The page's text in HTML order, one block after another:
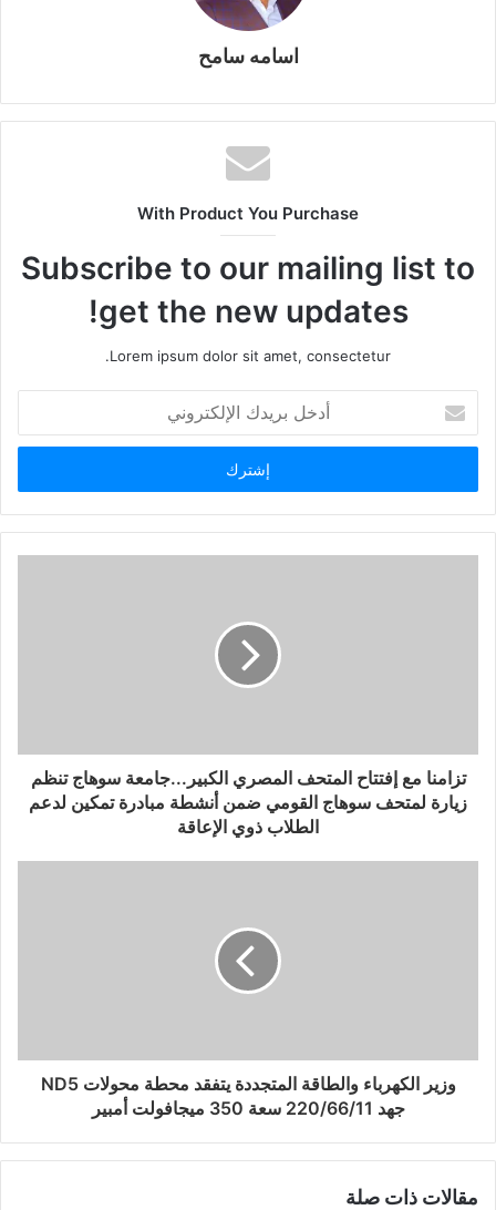
اسامه سامح
With Product You Purchase
Subscribe to our mailing list to
get the new updates!
Lorem ipsum dolor sit amet, consectetur.
بريدك
الإلكتروني
تزامنا مع إفتتاح المتحف المصري الكبير...جامعة سوهاج تنظم
زيارة لمتحف سوهاج القومي ضمن أنشطة مبادرة تمكين لدعم
الطلاب ذوي الإعاقة
وزير الكهرباء والطاقة المتجددة يتفقد محطة محولات ND5
جهد 220/66/11 سعة 350 ميجافولت أمبير
مقالات ذات صلة